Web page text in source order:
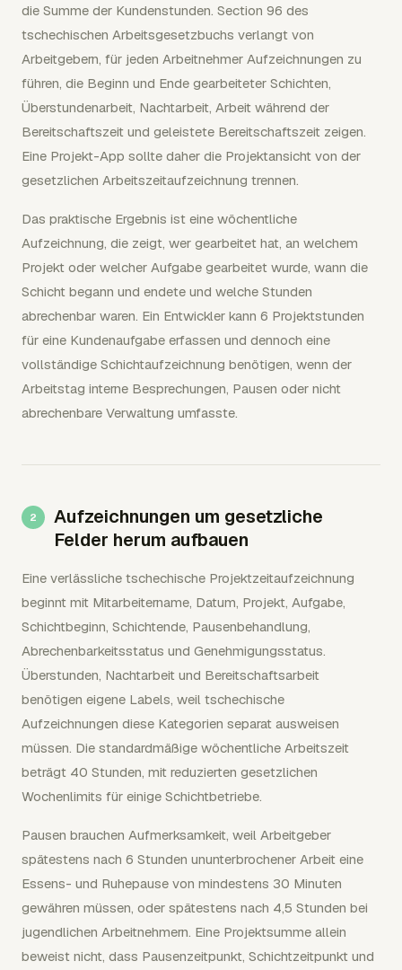
die Summe der Kundenstunden. Section 96 des
tschechischen Arbeitsgesetzbuchs verlangt von
Arbeitgebern, für jeden Arbeitnehmer Aufzeichnungen zu
führen, die Beginn und Ende gearbeiteter Schichten,
Überstundenarbeit, Nachtarbeit, Arbeit während der
Bereitschaftszeit und geleistete Bereitschaftszeit zeigen.
Eine Projekt-App sollte daher die Projektansicht von der
gesetzlichen Arbeitszeitaufzeichnung trennen.
Das praktische Ergebnis ist eine wöchentliche
Aufzeichnung, die zeigt, wer gearbeitet hat, an welchem
Projekt oder welcher Aufgabe gearbeitet wurde, wann die
Schicht begann und endete und welche Stunden
abrechenbar waren. Ein Entwickler kann 6 Projektstunden
für eine Kundenaufgabe erfassen und dennoch eine
vollständige Schichtaufzeichnung benötigen, wenn der
Arbeitstag interne Besprechungen, Pausen oder nicht
abrechenbare Verwaltung umfasste.
Aufzeichnungen um gesetzliche
Felder herum aufbauen
Eine verlässliche tschechische Projektzeitaufzeichnung
beginnt mit Mitarbeitername, Datum, Projekt, Aufgabe,
Schichtbeginn, Schichtende, Pausenbehandlung,
Abrechenbarkeitsstatus und Genehmigungsstatus.
Überstunden, Nachtarbeit und Bereitschaftsarbeit
benötigen eigene Labels, weil tschechische
Aufzeichnungen diese Kategorien separat ausweisen
müssen. Die standardmäßige wöchentliche Arbeitszeit
beträgt 40 Stunden, mit reduzierten gesetzlichen
Wochenlimits für einige Schichtbetriebe.
Pausen brauchen Aufmerksamkeit, weil Arbeitgeber
spätestens nach 6 Stunden ununterbrochener Arbeit eine
Essens- und Ruhepause von mindestens 30 Minuten
gewähren müssen, oder spätestens nach 4,5 Stunden bei
jugendlichen Arbeitnehmern. Eine Projektsumme allein
beweist nicht, dass Pausenzeitpunkt, Schichtzeitpunkt und